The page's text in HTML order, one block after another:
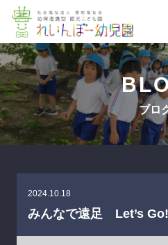
ブロ
みんなで遠足 Let’s
2024.10.18